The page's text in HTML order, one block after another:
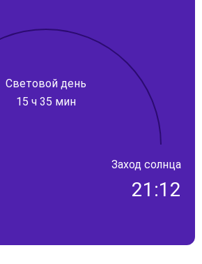
Световой день
15 ч 35 мин
Заход солнца
21:12